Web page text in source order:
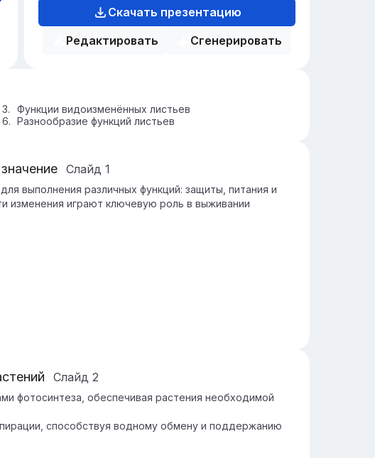
Скачать презентацию
Редактировать
Сгенерировать
Функции видоизменённых листьев
Разнообразие функций листьев
Слайд 1
выполнения различных функций: защиты, питания и
изменения играют ключевую роль в выживании
Слайд 2
фотосинтеза, обеспечивая растения необходимой
способствуя водному обмену и поддержанию